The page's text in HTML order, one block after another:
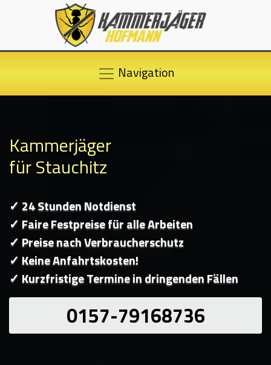
Navigation
Kammerjäger
für Stauchitz
✓ 24 Stunden Notdienst
✓ Faire Festpreise für alle Arbeiten
✓ Preise nach Verbraucherschutz
✓ Keine Anfahrtskosten!
✓ Kurzfristige Termine in dringenden Fällen
0157-79168736